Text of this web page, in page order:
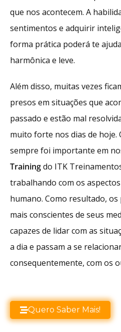
que nos acontecem. A
sentimentos e adquirir
forma prática poderá te
harmônica e leve.
Além disso, muitas vezes
presos em situações que
passado e estão mal
muito forte nos dias de hoje.
sempre foi importante em
Trainingdo ITK
trabalhando com os
humano. Como resultado,
mais conscientes de seus
capazes de lidar com as
a dia e passam a se
consequentemente, com os
Quero Saber Mais!